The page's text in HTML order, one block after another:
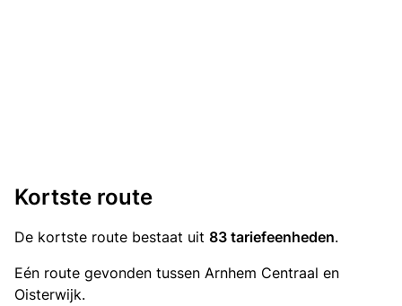
Kortste route
De kortste route bestaat uit 83 tariefeenheden.
Eén route gevonden tussen Arnhem Centraal en
Oisterwijk.